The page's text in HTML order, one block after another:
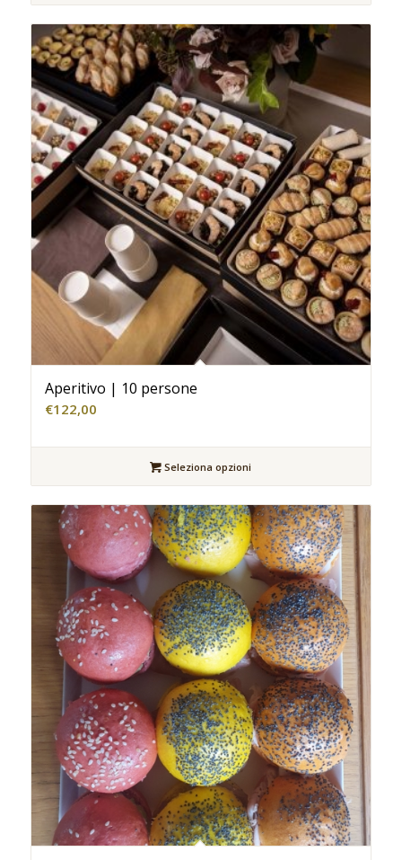
Aperitivo | 10 persone
€122,00
Seleziona opzioni